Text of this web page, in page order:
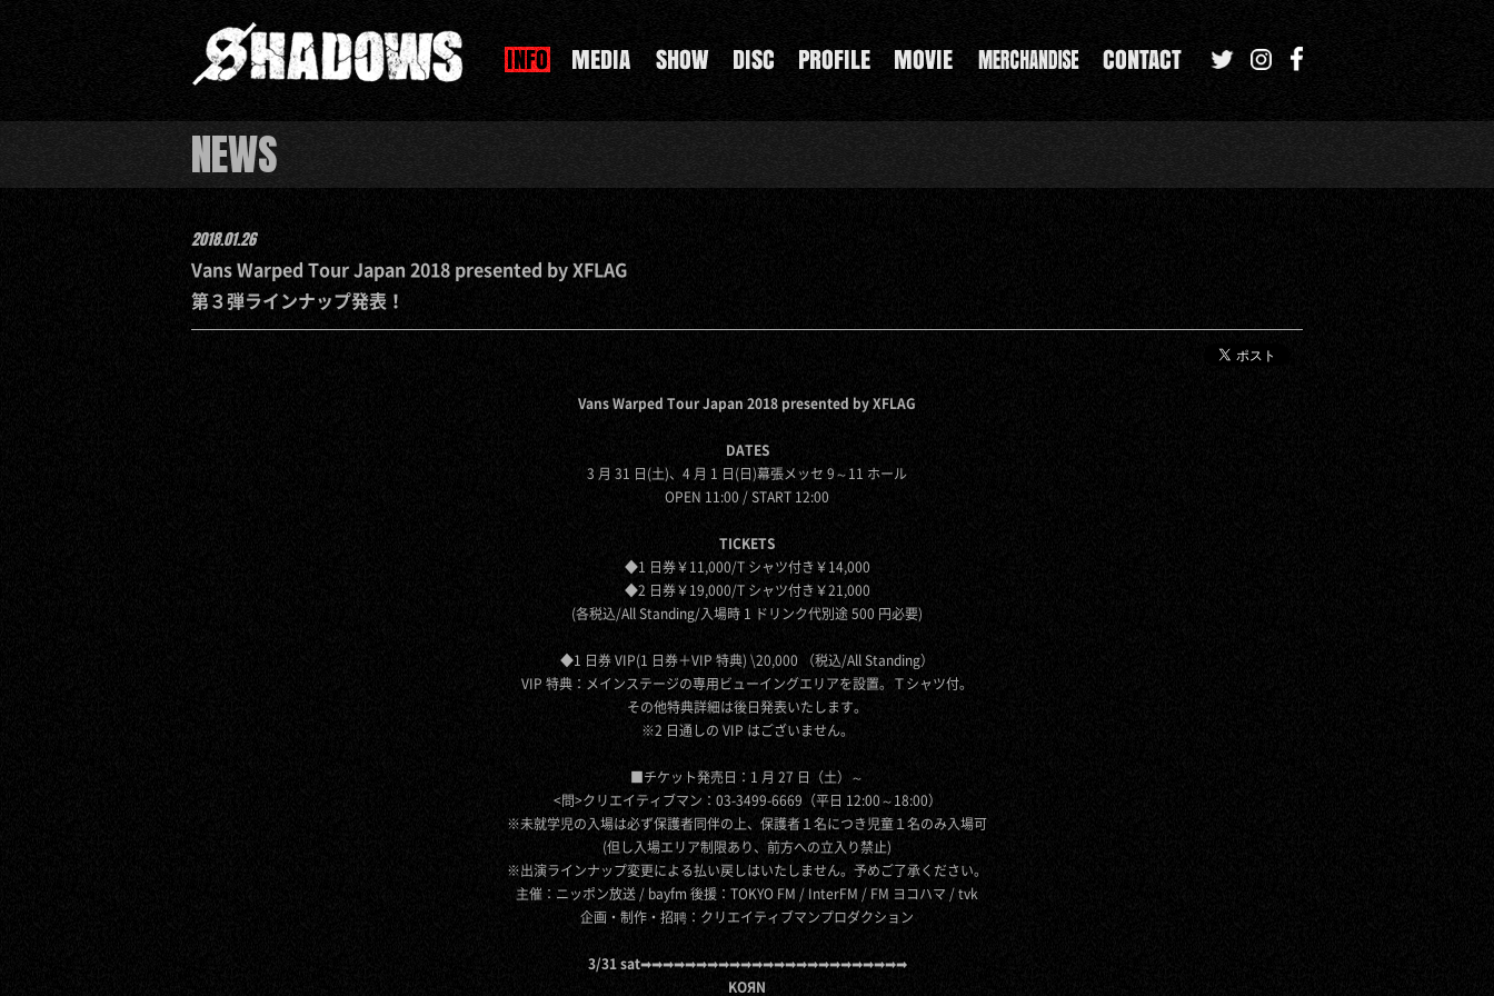
NEWS
2018.01.26
Vans Warped Tour Japan 2018 presented by XFLAG
第３弾ラインナップ発表！
Vans Warped Tour Japan 2018 presented by XFLAG
DATES
3 月 31 日(土)、4 月 1 日(日)幕張メッセ 9～11 ホール
OPEN 11:00 / START 12:00
TICKETS
◆1 日券￥11,000/T シャツ付き￥14,000
◆2 日券￥19,000/T シャツ付き￥21,000
(各税込/All Standing/入場時 1 ドリンク代別途 500 円必要)
◆1 日券 VIP(1 日券＋VIP 特典) \20,000 （税込/All Standing）
VIP 特典：メインステージの専用ビューイングエリアを設置。Ｔシャツ付。
その他特典詳細は後日発表いたします。
※2 日通しの VIP はございません。
■チケット発売日：1 月 27 日（土）～
<問>クリエイティブマン：03-3499-6669（平日 12:00～18:00）
※未就学児の入場は必ず保護者同伴の上、保護者１名につき児童１名のみ入場可
(但し入場エリア制限あり、前方への立入り禁止)
※出演ラインナップ変更による払い戻しはいたしません。予めご了承ください。
主催：ニッポン放送 / bayfm 後援：TOKYO FM / InterFM / FM ヨコハマ / tvk
企画・制作・招聘：クリエイティブマンプロダクション
3/31 sat➟➟➟➟➟➟➟➟➟➟➟➟➟➟➟➟➟➟➟➟➟➟➟➟
KOЯN